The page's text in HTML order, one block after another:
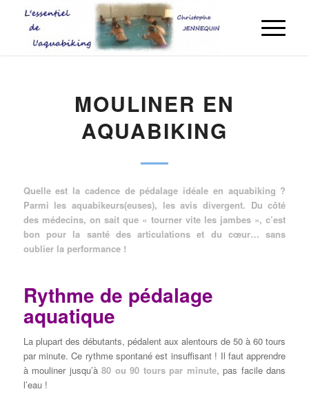
MOULINER EN
AQUABIKING
Quelle est la cadence de pédalage idéale en aquabiking ?
Parmi les aquabikeurs(euses), les avis divergent. Du côté
des médecins, on sait que « tourner vite les jambes », c’est
bon pour la santé des articulations et du cœur… sans
oublier la performance !
Rythme de pédalage
aquatique
La plupart des débutants, pédalent aux alentours de 50 à 60 tours
par minute. Ce rythme spontané est insuffisant ! Il faut apprendre
à mouliner jusqu’à80 ou 90 tours par minute, pas facile dans
l’eau !